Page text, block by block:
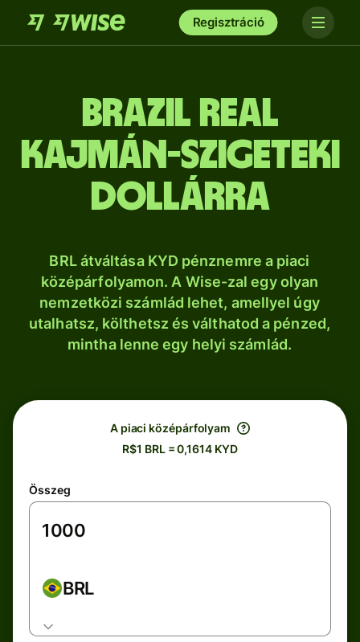
Regisztráció
brazil real
Kajmán-szigeteki
dollárra
BRL átváltása KYD pénznemre a piaci
középárfolyamon. A Wise-zal egy olyan
nemzetközi számlád lehet, amellyel úgy
utalhatsz, költhetsz és válthatod a pénzed,
mintha lenne egy helyi számlád.
A piaci középárfolyam
R$1 BRL = 0,1614 KYD
Összeg
BRL